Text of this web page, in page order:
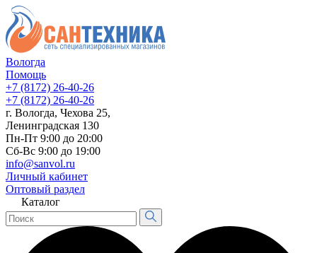
Вологда
Помощь
+7 (8172) 26-40-26
+7 (8172) 26-40-26
г. Вологда, Чехова 25,
Ленинградская 130
Пн-Пт 9:00 до 20:00
Сб-Вс 9:00 до 19:00
info@sanvol.ru
Личный кабинет
Оптовый раздел
Каталог